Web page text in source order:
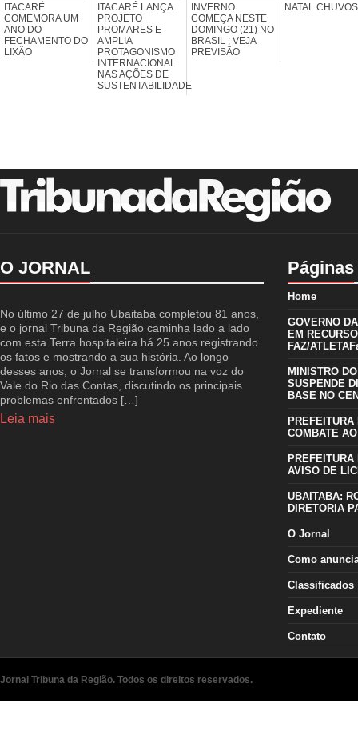
ITACARÉ
COMEMORA UM
ANO DO
FECHAMENTO DO
LIXÃO
ITACARÉ LANÇA
PROJETO
PROMARES E
AMPLIA
PROTAGONISMO
INTERNACIONAL
NAS AÇÕES DE
SUSTENTABILIDADE
INVERNO
COMEÇA NESTE
DOMINGO (21) NO
BRASIL ; VEJA
PREVISÃO
NATAL
O JORNAL
No último 27 de julho Ubaitaba completou 81 anos,
e o jornal Tribuna da Região caminha lado a lado
com esta Terra hospitaleira há 25 anos registrando
os fatos e mostrando a sua história. Ao longo
desses anos, o Jornal se transformou na voz do
Vale do Rio das Contas, discutindo os principais
problemas enfrentados […]
Leia mais
Páginas
Home
GOVERNO
EM
FAZ/
MINISTRO
SUSPENDE
BASE NO
COMBATE
AVISO DE
UBAITABA:
DIRETORIA
O Jornal
Como
Classificados
Expediente
Contato
Jornal Tribuna da Região. Todos os direitos reservados.